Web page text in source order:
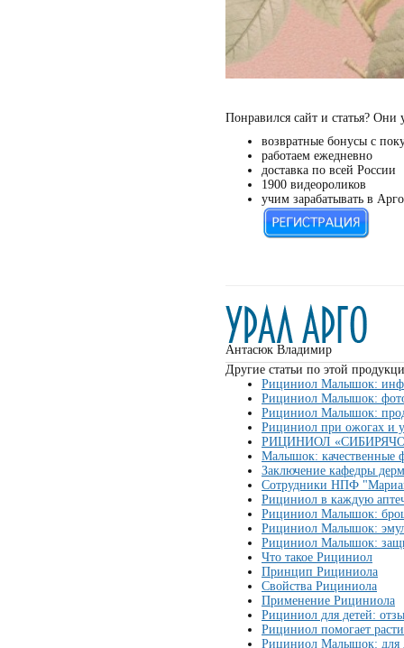
Понравился сайт и статья? Они
возвратные бонусы с
работаем ежедневно
доставка по всей России
1900 видеороликов
учим зарабатывать в Арго
Антасюк Владимир
Другие статьи по этой
Рициниол Малышок:
Рициниол Малышок:
Рициниол Малышок:
Рициниол при ожогах и
РИЦИНИОЛ
Малышок: качественные
Заключение кафедры
Сотрудники НПФ
Рициниол в каждую
Рициниол Малышок:
Рициниол Малышок:
Рициниол Малышок:
Что такое Рициниол
Принцип Рициниола
Свойства Рициниола
Применение Рициниола
Рициниол для детей:
Рициниол помогает
Рициниол Малышок: для